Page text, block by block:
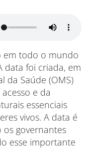
em todo o mundo
data foi criada, em
da Saúde (OMS)
e da
essenciais
vivos. A data é
governantes
esse importante